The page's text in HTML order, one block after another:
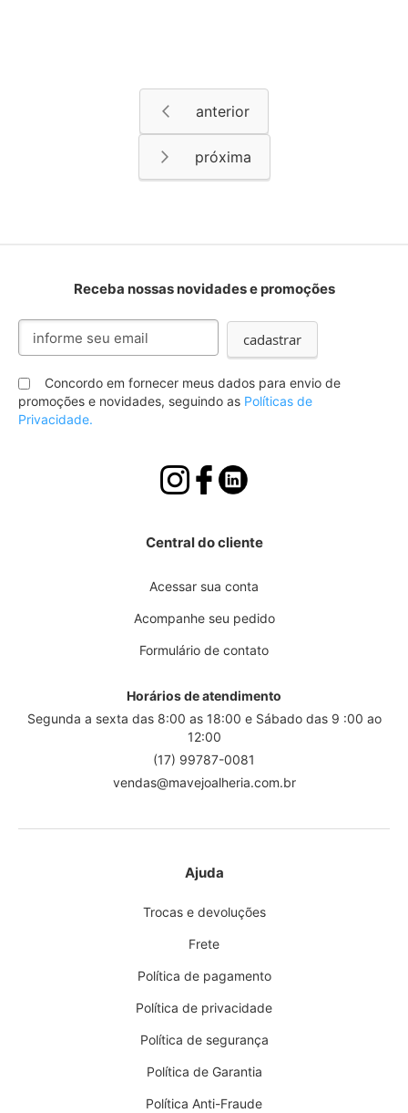
Página
Anterior
Página
Próximo
Receba nossas novidades e promoções
Inscreva-
nossa
Newsletter:
cadastrar
Concordo em fornecer meus dados para envio de
promoções e novidades, seguindo as Políticas de
Privacidade.
Central do cliente
Acessar sua conta
Acompanhe seu pedido
Formulário de contato
Horários de atendimento
Segunda a sexta das 8:00 as 18:00 e Sábado das 9 :00 ao
12:00
(17) 99787-0081
vendas@mavejoalheria.com.br
Ajuda
Trocas e devoluções
Frete
Política de pagamento
Política de privacidade
Política de segurança
Política de Garantia
Política Anti-Fraude